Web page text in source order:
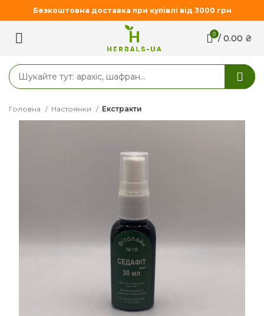
0 / 0.00 ₴
Головна Настоянки Екстракти
Безкоштовна доставка при купівлі від 3000 грн